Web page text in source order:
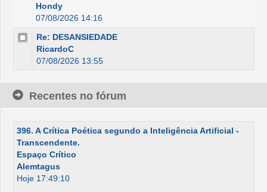
Hondy
07/08/2026 14:16
Re: DESANSIEDADE
RicardoC
07/08/2026 13:55
Recentes no fórum
396. A Crítica Poética segundo a Inteligência Artificial -
Transcendente.
Espaço Crítico
Alemtagus
Hoje 17:49:10